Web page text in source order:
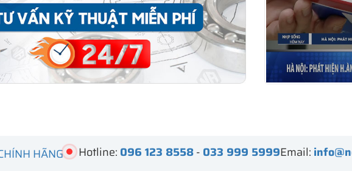
HÃNG Hotline: 096 123 8558- 033 999 5999Email: